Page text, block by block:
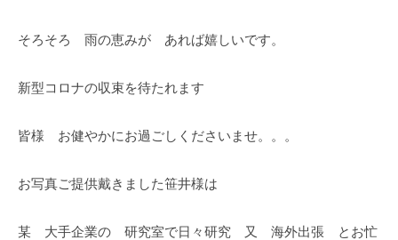
そろそろ 雨の恵みが あれば嬉しいです。
新型コロナの収束を待たれます
皆様 お健やかにお過ごしくださいませ。。。
お写真ご提供戴きました笹井様は
某 大手企業の 研究室で日々研究 又 海外出張 とお忙